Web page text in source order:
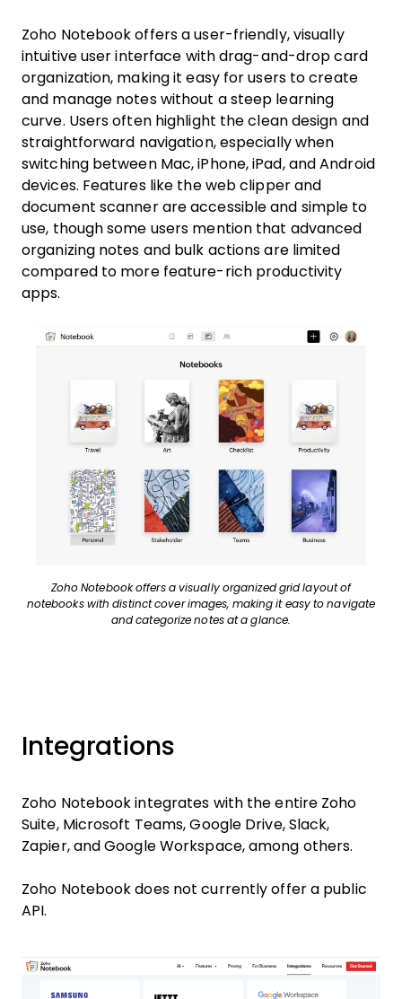
Zoho Notebook offers a user-friendly, visually
intuitive user interface with drag-and-drop card
organization, making it easy for users to create
and manage notes without a steep learning
curve. Users often highlight the clean design and
straightforward navigation, especially when
switching between Mac, iPhone, iPad, and Android
devices. Features like the web clipper and
document scanner are accessible and simple to
use, though some users mention that advanced
organizing notes and bulk actions are limited
compared to more feature-rich productivity
apps.
Zoho Notebook offers a visually organized grid layout of
notebooks with distinct cover images, making it easy to navigate
and categorize notes at a glance.
Integrations
Zoho Notebook integrates with the entire Zoho
Suite, Microsoft Teams, Google Drive, Slack,
Zapier, and Google Workspace, among others.
Zoho Notebook does not currently offer a public
API.